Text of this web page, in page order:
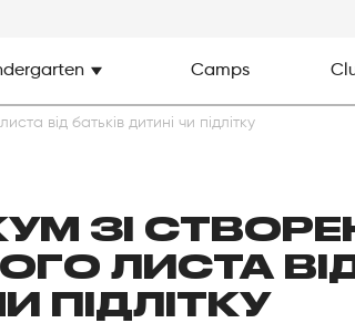
Camps
від батьків дитині чи підлітку
ЗІ
ЛИСТА ВІД
ПІДЛІТКУ